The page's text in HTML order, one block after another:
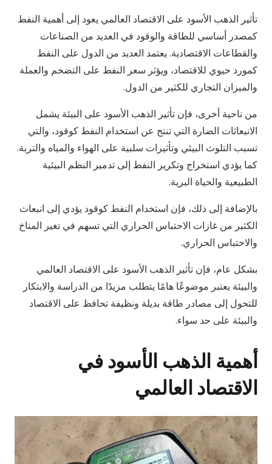
تأثير الذهب الأسود على الاقتصاد العالمي يعود إلى أهمية النفط
كمصدر أساسي للطاقة والوقود في العديد من الصناعات
والقطاعات الاقتصادية. يعتمد العديد من الدول على النفط
كمورد حيوي للاقتصاد، ويؤثر سعر النفط على التضخم والعملة
والميزان التجاري للكثير من الدول.
من ناحية أخرى، فإن تأثير الذهب الأسود على البيئة يشمل
الانبعاثات الضارة التي تنتج عن استخدام النفط كوقود، والتي
تسبب التلوث البيئي وتأثيرات سلبية على الهواء والمياه والتربة.
كما يؤدي استخراج وتكرير النفط إلى تدمير النظم البيئية
الطبيعية والحياة البرية.
بالإضافة إلى ذلك، فإن استخدام النفط كوقود يؤدي إلى انبعاث
الكثير من غازات الاحتباس الحراري التي تسهم في تغير المناخ
والاحتباس الحراري.
بشكل عام، فإن تأثير الذهب الأسود على الاقتصاد العالمي
والبيئة يعتبر موضوعًا هامًا يتطلب مزيدًا من الدراسة والابتكار
للتحول إلى مصادر طاقة بديلة ونظيفة تحافظ على الاقتصاد
والبيئة على حد سواء.
أهمية الذهب الأسود في
الاقتصاد العالمي